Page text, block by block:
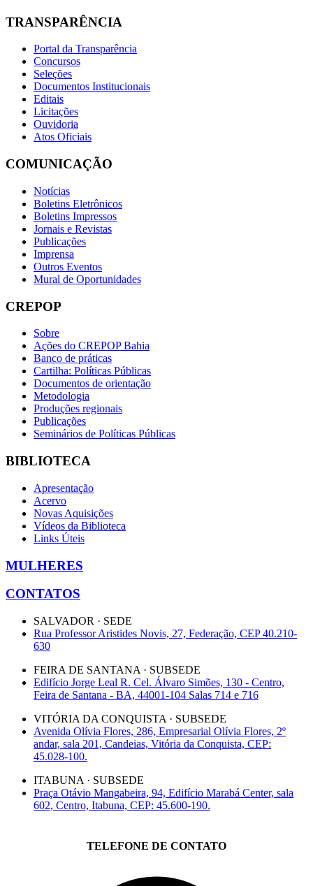
TRANSPARÊNCIA
Portal da Transparência
Concursos
Seleções
Documentos Institucionais
Editais
Licitações
Ouvidoria
Atos Oficiais
COMUNICAÇÃO
Notícias
Boletins Eletrônicos
Boletins Impressos
Jornais e Revistas
Publicações
Imprensa
Outros Eventos
Mural de Oportunidades
CREPOP
Sobre
Ações do CREPOP Bahia
Banco de práticas
Cartilha: Políticas Públicas
Documentos de orientação
Metodologia
Produções regionais
Publicações
Seminários de Políticas Públicas
BIBLIOTECA
Apresentação
Acervo
Novas Aquisições
Vídeos da Biblioteca
Links Úteis
MULHERES
CONTATOS
SALVADOR · SEDE
Rua Professor Aristides Novis, 27, Federação, CEP 40.210-
630
FEIRA DE SANTANA · SUBSEDE
Edifício Jorge Leal R. Cel. Álvaro Simões, 130 - Centro,
Feira de Santana - BA, 44001-104 Salas 714 e 716
VITÓRIA DA CONQUISTA · SUBSEDE
Avenida Olívia Flores, 286, Empresarial Olívia Flores, 2º
andar, sala 201, Candeias, Vitória da Conquista, CEP:
45.028-100.
ITABUNA · SUBSEDE
Praça Otávio Mangabeira, 94, Edifício Marabá Center, sala
602, Centro, Itabuna, CEP: 45.600-190.
TELEFONE DE CONTATO